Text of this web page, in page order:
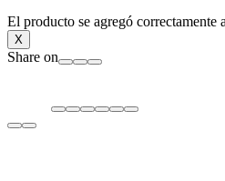
El producto se agregó correctamente
X
Share on